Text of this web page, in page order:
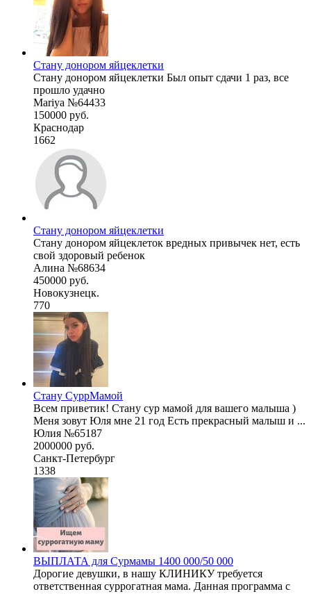
Стану донором яйцеклетки
Стану донором яйцеклетки Был опыт сдачи 1 раз, все
прошло удачно
Mariya №64433
150000 руб.
Краснодар
1662
Стану донором яйцеклетки
Стану донором яйцеклеток вредных привычек нет, есть
свой здоровый ребенок
Алина №68634
450000 руб.
Новокузнецк.
770
Стану СуррМамой
Всем приветик! Стану сур мамой для вашего малыша )
Меня зовут Юля мне 21 год Есть прекрасный малыш и ...
Юлия №65187
2000000 руб.
Санкт-Петербург
1338
ВЫПЛАТА для Сурмамы 1400 000/50 000
Дорогие девушки, в нашу КЛИНИКУ требуется
ответственная суррогатная мама. Данная программа с